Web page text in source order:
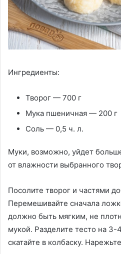
Ингредиенты:
Творог — 700 г
Мука пшеничная — 200 г
Соль — 0,5 ч. л.
Муки, возможно, уйдет
от влажности выбранного
Посолите творог и частями
Перемешивайте сначала
должно быть мягким, не
мукой. Разделите тесто на
скатайте в колбаску.